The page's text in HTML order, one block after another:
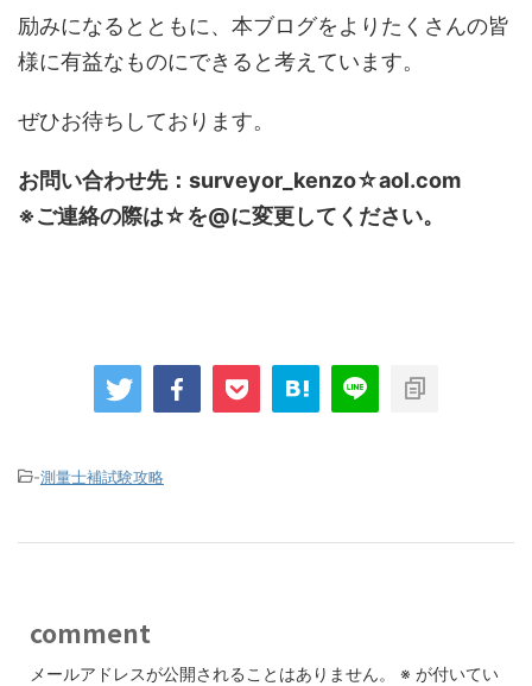
励みになるとともに、本ブログをよりたくさんの皆
様に有益なものにできると考えています。
ぜひお待ちしております。
お問い合わせ先：surveyor_kenzo☆aol.com
※ご連絡の際は☆を@に変更してください。
-測量士補試験攻略
comment
メールアドレスが公開されることはありません。 ※ が付いてい